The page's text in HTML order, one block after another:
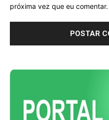
próxima vez que eu comentar.